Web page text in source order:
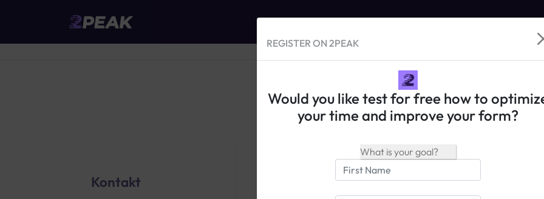
Kontakt
REGISTER ON 2PEAK
Would you like test for free how to
your time and improve your form?